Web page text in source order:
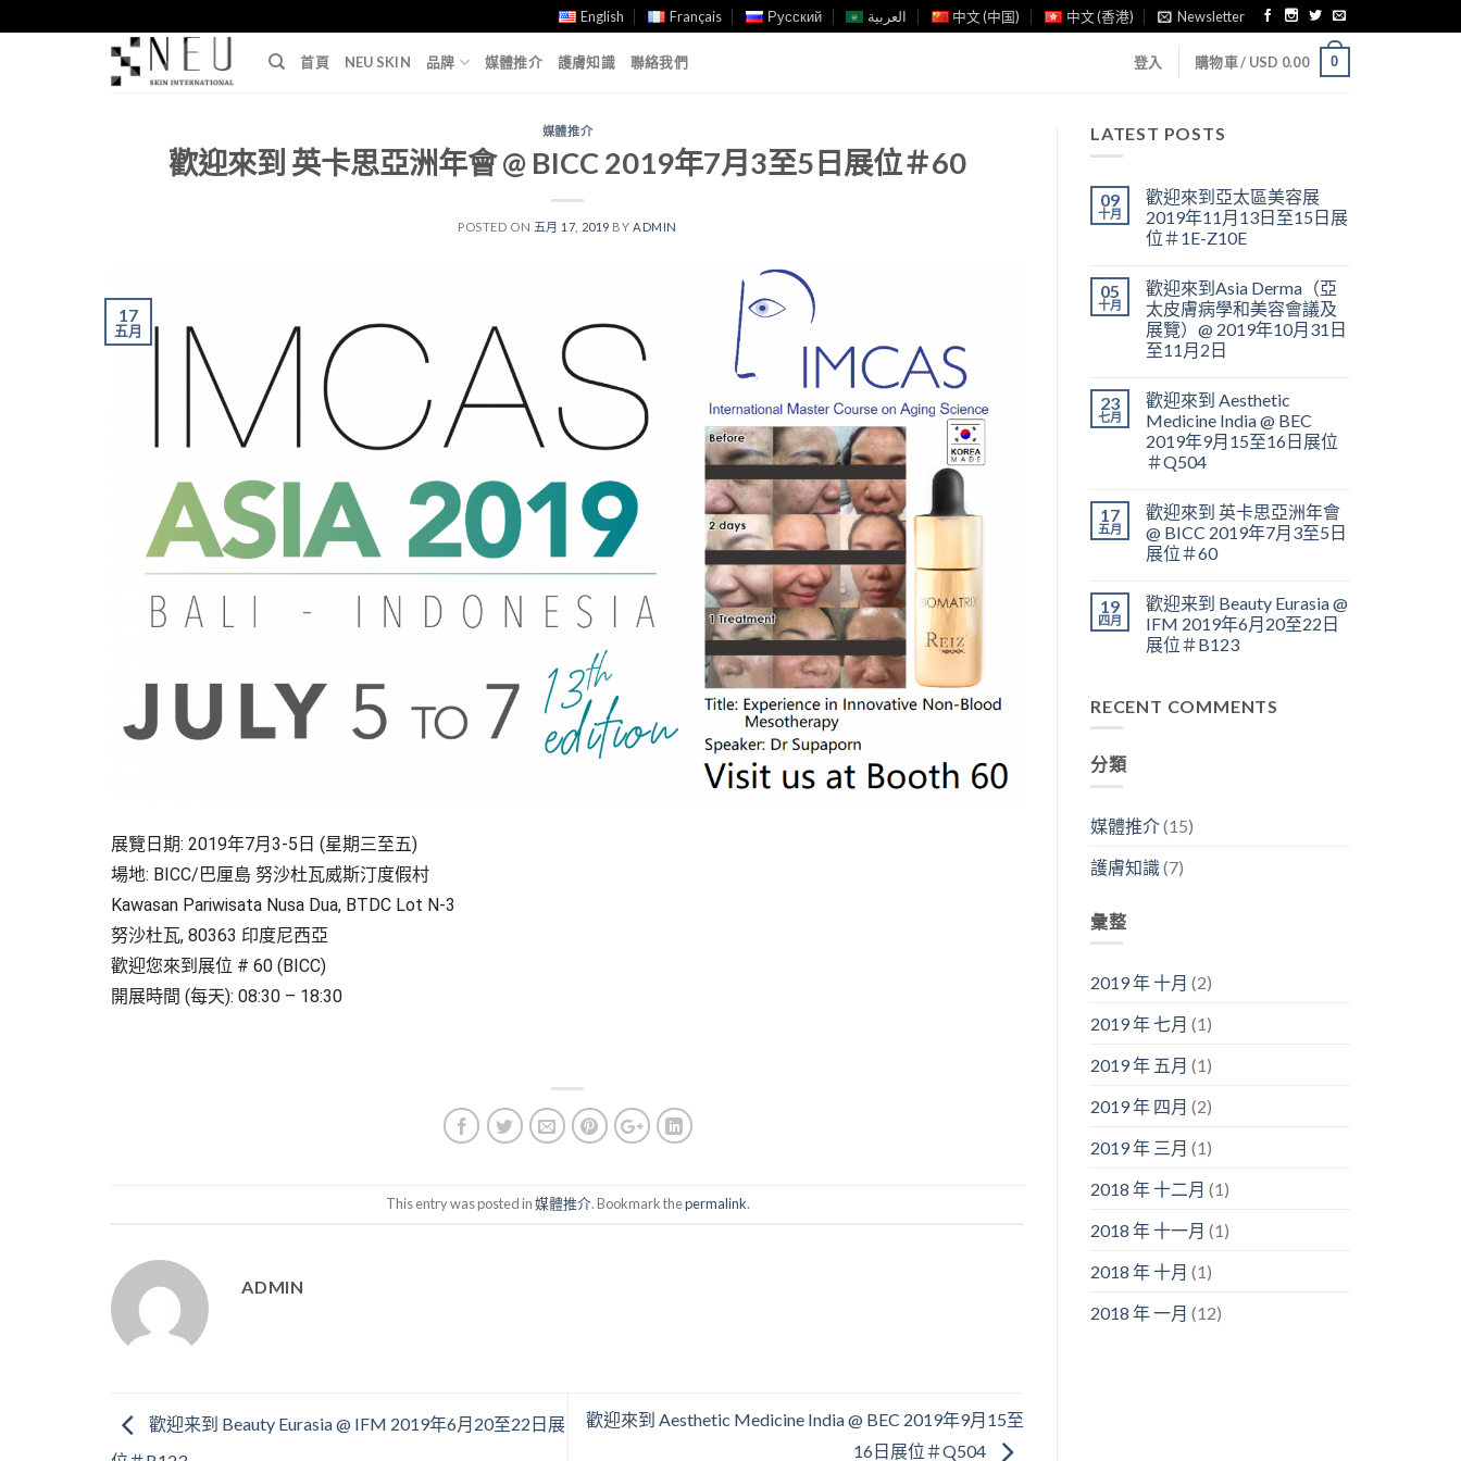
to
English Français Русский العربية 中文 (中国) 中文 (香港) Newsletter
首頁 NEU SKIN 品牌 媒體推介 護膚知識 聯絡我們 登入 購物車 / USD 0.00 0
媒體推介
歡迎來到 英卡思亞洲年會 @ BICC 2019年7月3至5日展位＃60
POSTED ON 五月 17, 2019 BY ADMIN
17
五月
展覽日期: 2019年7月3-5日 (星期三至五)
場地: BICC/巴厘島 努沙杜瓦威斯汀度假村
Kawasan Pariwisata Nusa Dua, BTDC Lot N-3
努沙杜瓦, 80363 印度尼西亞
歡迎您來到展位 # 60 (BICC)
開展時間 (每天): 08:30 – 18:30
This entry was posted in媒體推介. Bookmark thepermalink.
ADMIN
歡迎来到 Beauty Eurasia @ IFM 2019年6月20至22日展
歡迎來到 Aesthetic Medicine India @ BEC 2019年9月15至
16日展位＃Q504
LATEST POSTS
09
十月
歡迎來到亞太區美容展
2019年11月13日至15日展
位＃1E-Z10E
05
十月
歡迎來到Asia Derma（亞
太皮膚病學和美容會議及
展覽）@ 2019年10月31日
至11月2日
23
七月
歡迎來到 Aesthetic
Medicine India @ BEC
2019年9月15至16日展位
＃Q504
17
五月
歡迎來到 英卡思亞洲年會
@ BICC 2019年7月3至5日
展位＃60
19
四月
歡迎来到 Beauty Eurasia @
IFM 2019年6月20至22日
展位＃B123
RECENT COMMENTS
分類
媒體推介(15)
護膚知識(7)
彙整
2019 年 十月 (2)
2019 年 七月 (1)
2019 年 五月 (1)
2019 年 四月 (2)
2019 年 三月 (1)
2018 年 十二月 (1)
2018 年 十一月 (1)
2018 年 十月 (1)
2018 年 一月 (12)